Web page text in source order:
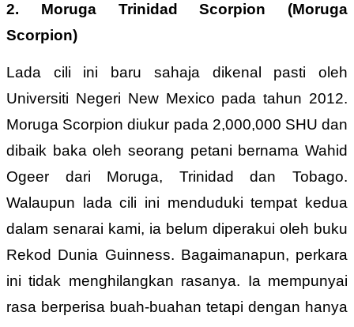
2. Moruga Trinidad Scorpion (Moruga
Scorpion)
Lada cili ini baru sahaja dikenal pasti oleh
Universiti Negeri New Mexico pada tahun 2012.
Moruga Scorpion diukur pada 2,000,000 SHU dan
dibaik baka oleh seorang petani bernama Wahid
Ogeer dari Moruga, Trinidad dan Tobago.
Walaupun lada cili ini menduduki tempat kedua
dalam senarai kami, ia belum diperakui oleh buku
Rekod Dunia Guinness. Bagaimanapun, perkara
ini tidak menghilangkan rasanya. Ia mempunyai
rasa berperisa buah-buahan tetapi dengan hanya